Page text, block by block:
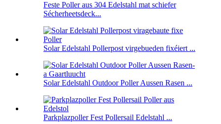
Feste Poller aus 304 Edelstahl mat schiefer
Sécherheetsdeck...
Solar Edelstahl Pollerpost virgebueden fixéiert ...
Solar Edelstahl Outdoor Poller Aussen Rasen ...
Parkplazpoller Fest Pollersail Edelstahl ...